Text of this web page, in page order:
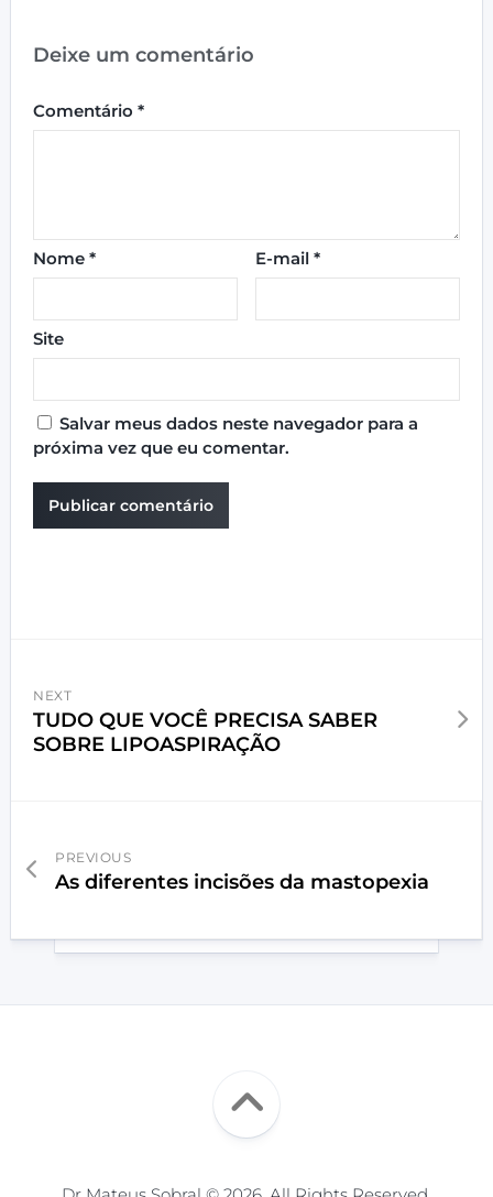
Deixe um comentário
Comentário *
Nome * E-mail *
Site
Salvar meus dados neste navegador para a
próxima vez que eu comentar.
NEXT
TUDO QUE VOCÊ PRECISA SABER
SOBRE LIPOASPIRAÇÃO
PREVIOUS
As diferentes incisões da mastopexia